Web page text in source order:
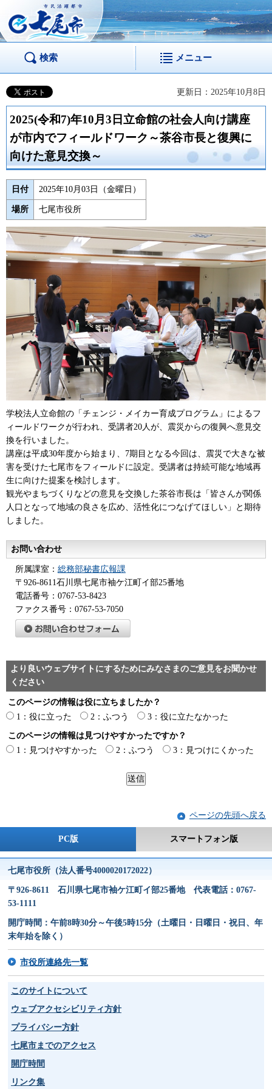
市民活躍都市 七尾
市
検索 メニュー
更新日：2025年10月8日
2025(令和7)年10月3日立命館の社会人向け講座
が市内でフィールドワーク～茶谷市長と復興に
向けた意見交換～
日付 2025年10月03日（金曜日）
場所 七尾市役所
学校法人立命館の「チェンジ・メイカー育成プログラム」によるフ
ィールドワークが行われ、受講者20人が、震災からの復興へ意見交
換を行いました。
講座は平成30年度から始まり、7期目となる今回は、震災で大きな被
害を受けた七尾市をフィールドに設定。受講者は持続可能な地域再
生に向けた提案を検討します。
観光やまちづくりなどの意見を交換した茶谷市長は「皆さんが関係
人口となって地域の良さを広め、活性化につなげてほしい」と期待
しました。
お問い合わせ
所属課室： 総務部秘書広報課
〒926-8611石川県七尾市袖ケ江町イ部25番地
電話番号：0767-53-8423
ファクス番号：0767-53-7050
より良いウェブサイトにするためにみなさまのご意見をお聞かせ
ください
このページの情報は役に立ちましたか？
1：役に立った
2：ふつう 3：役に立たなかった
このページの情報は見つけやすかったですか？
1：見つけやすかった
2：ふつう 3：見つけにくかった
ページの先頭へ戻る
PC版 スマートフォン版
七尾市役所（法人番号4000020172022）
〒926-8611 石川県七尾市袖ケ江町イ部25番地 代表電話：0767-
53-1111
開庁時間：午前8時30分～午後5時15分（土曜日・日曜日・祝日、年
末年始を除く）
市役所連絡先一覧
このサイトについて
ウェブアクセシビリティ方針
プライバシー方針
七尾市までのアクセス
開庁時間
リンク集